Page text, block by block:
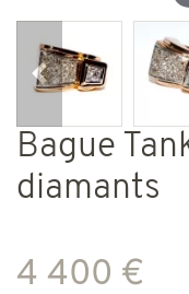
Précédent
Bague
diamants
4 400 €